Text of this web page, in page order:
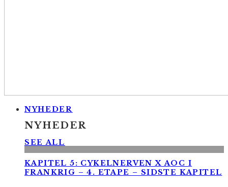
NYHEDER
NYHEDER
SEE ALL
KAPITEL 5: CYKELNERVEN X AOC I
FRANKRIG – 4. ETAPE – SIDSTE KAPITEL